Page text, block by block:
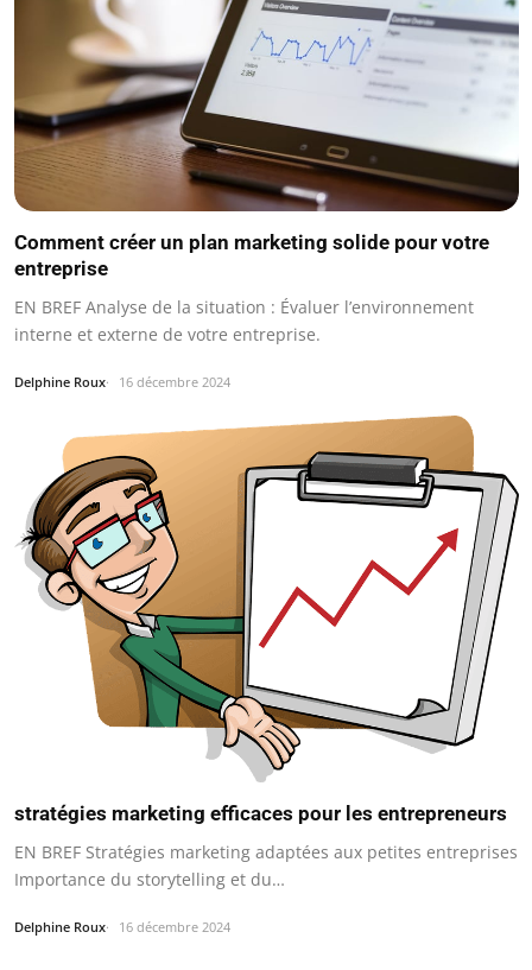
Comment créer un plan marketing solide pour votre
entreprise
EN BREF Analyse de la situation : Évaluer l’environnement
interne et externe de votre entreprise.
Delphine Roux 16 décembre 2024
stratégies marketing efficaces pour les entrepreneurs
EN BREF Stratégies marketing adaptées aux petites entreprises
Importance du storytelling et du…
Delphine Roux 16 décembre 2024